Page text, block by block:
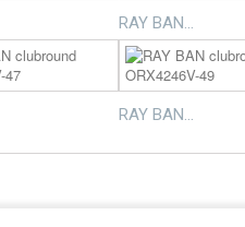
RAY BAN...
RAY BAN...